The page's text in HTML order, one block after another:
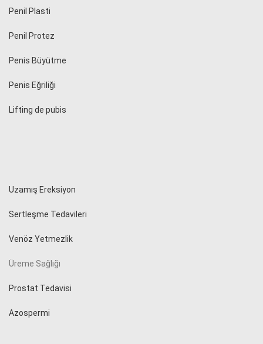
Penil Plasti
Penil Protez
Penis Büyütme
Penis Eğriliği
Lifting de pubis
Uzamış Ereksiyon
Sertleşme Tedavileri
Venöz Yetmezlik
Üreme Sağlığı
Prostat Tedavisi
Azospermi